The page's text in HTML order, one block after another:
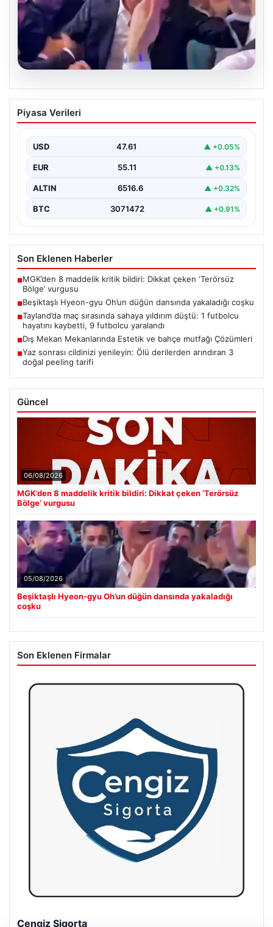
05.08.2026
Beşiktaşlı Hyeon-gyu Oh’un düğün
dansında yakaladığı coşku
düzenlediği düğünde sahneye çıkarak eğlenceli bir
dans performansı…
Piyasa Verileri
USD 47.61 ▲ +0.05%
EUR 55.11 ▲ +0.13%
ALTIN 6516.6 ▲ +0.32%
BTC 3071472 ▲ +0.91%
Son Eklenen Haberler
■MGK’den 8 maddelik kritik bildiri: Dikkat çeken ‘Terörsüz
Bölge’ vurgusu
■Beşiktaşlı Hyeon-gyu Oh’un düğün dansında yakaladığı coşku
■Tayland’da maç sırasında sahaya yıldırım düştü: 1 futbolcu
hayatını kaybetti, 9 futbolcu yaralandı
■Dış Mekan Mekanlarında Estetik ve bahçe mutfağı Çözümleri
■Yaz sonrası cildinizi yenileyin: Ölü derilerden arındıran 3
doğal peeling tarifi
Güncel
06/08/2026
MGK’den 8 maddelik kritik bildiri: Dikkat çeken ‘Terörsüz
Bölge’ vurgusu
05/08/2026
Beşiktaşlı Hyeon-gyu Oh’un düğün dansında yakaladığı
coşku
Son Eklenen Firmalar
Hastaş Beton